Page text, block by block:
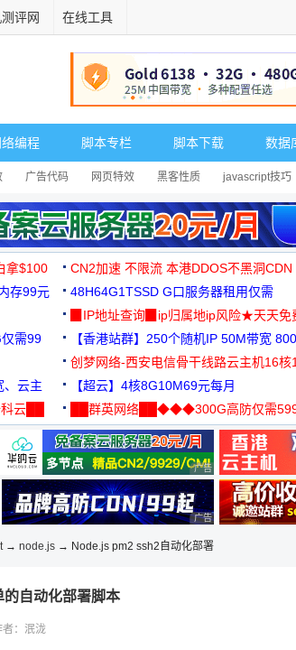
评网 在线工具
络编程 脚本专栏 脚本下载 数据
广告代码 网页特效 黑客性质 javascript技巧
拿$100 CN2加速 不限流 本港DDOS不黑洞CDN
存99元
48H64G1TSSD G口服务器租用仅需
3000+可免费测试
▉IP地址查询▉ip归属地ip风险★天天免
仅需99
【香港站群】250个随机IP 50M带宽
创梦网络-西安电信骨干线路云主机16核
88元/月
、云主
【超云】4核8G10M69元每月
云██
██群英网络██◆◆◆300G高防仅需
◆◆◆
业广告，理性选择 广告 商业广告，理性选
业广告，理性选择 广告 商业广告，理性选
→ node.js → Node.js pm2 ssh2自动化部署
的自动化部署脚本
：泯泷